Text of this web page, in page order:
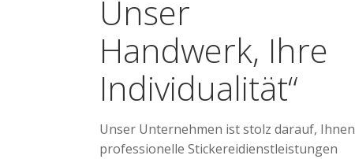
Unser
Handwerk, Ihre
Individualität“
Unser Unternehmen ist stolz darauf, Ihnen
professionelle Stickereidienstleistungen